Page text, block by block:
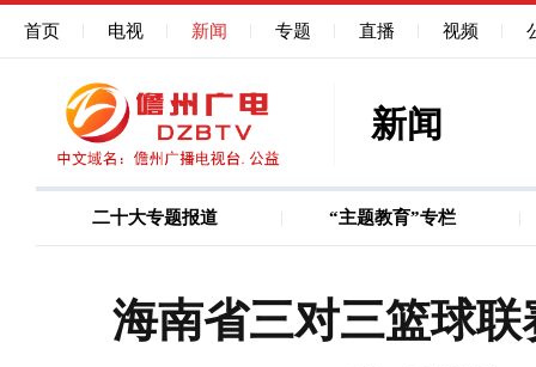
首页 电视 新闻 专题 直播 视频
新闻
二十大专题报道 “主题教育”专栏
海南省三对三篮球